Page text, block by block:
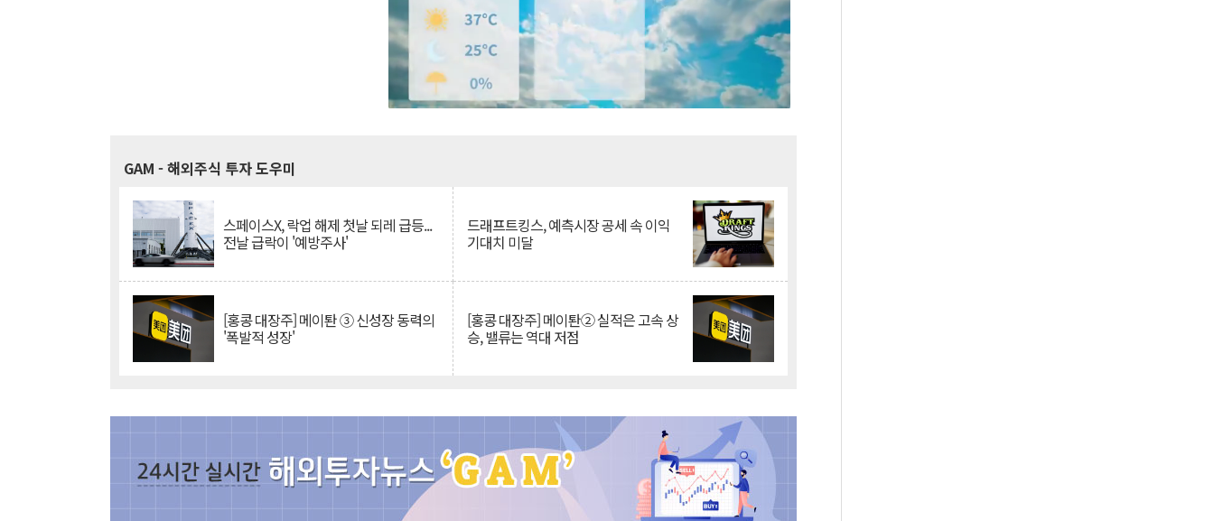
GAM - 해외주식 투자 도우미
스페이스X, 락업 해제 첫날 되레 급등...
전날 급락이 '예방주사'
드래프트킹스, 예측시장 공세 속 이익
기대치 미달
[홍콩 대장주] 메이퇀 ③ 신성장 동력의
'폭발적 성장'
[홍콩 대장주] 메이퇀② 실적은 고속 상
승, 밸류는 역대 저점